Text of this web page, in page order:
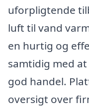
uforpligtende
luft til vand
en hurtig og
samtidig med
god handel.
oversigt over